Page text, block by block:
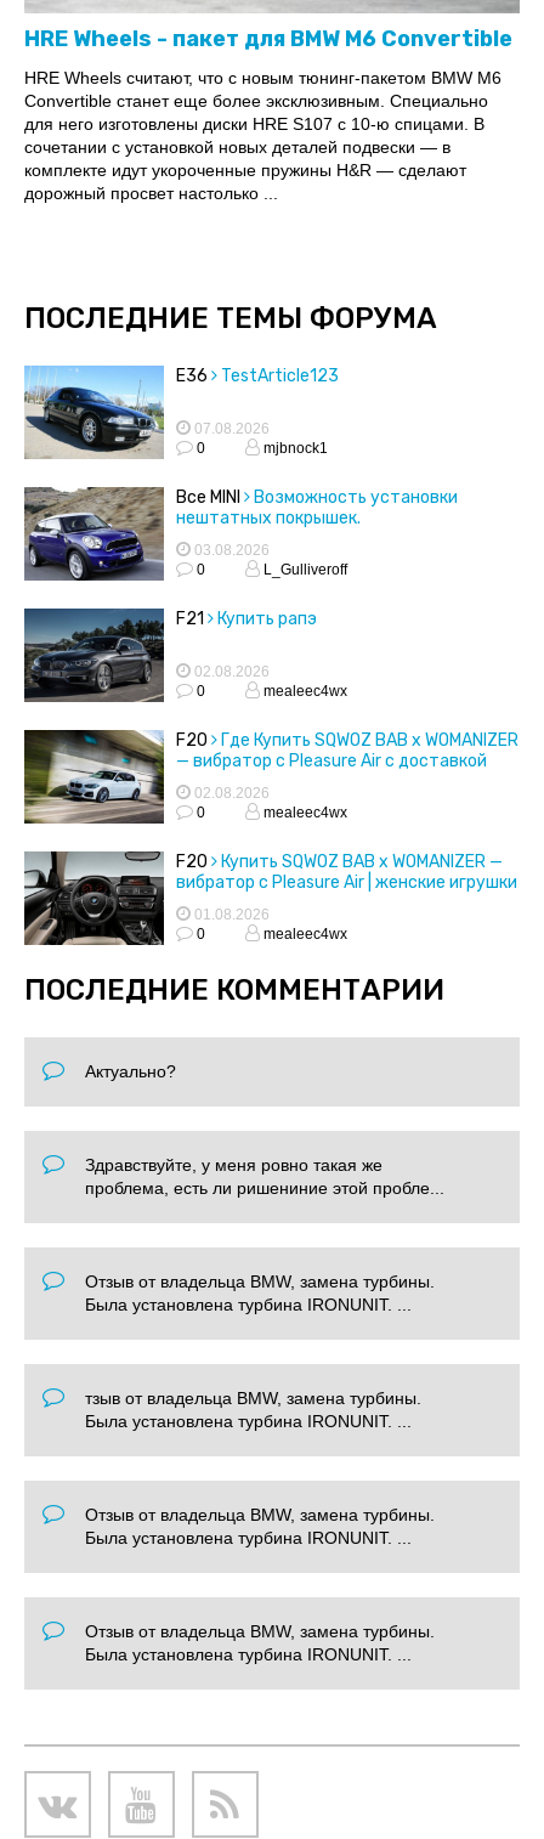
HRE Wheels - пакет для BMW M6 Convertible
HRE Wheels считают, что с новым тюнинг-пакетом BMW M6
Convertible станет еще более эксклюзивным. Специально
для него изготовлены диски HRE S107 с 10-ю спицами. В
сочетании с установкой новых деталей подвески — в
комплекте идут укороченные пружины H&R — сделают
дорожный просвет настолько ...
ПОСЛЕДНИЕ ТЕМЫ ФОРУМА
E36 TestArticle123
07.08.2026
0
mjbnock1
Все MINI
Возможность установки
нештатных покрышек.
03.08.2026
0
L_Gulliveroff
F21 Купить рапэ
02.08.2026
0
mealeec4wx
F20
Где Купить SQWOZ BAB x WOMANIZER
— вибратор с Pleasure Air с доставкой
02.08.2026
0
mealeec4wx
F20
Купить SQWOZ BAB x WOMANIZER —
вибратор с Pleasure Air | женские игрушки
01.08.2026
0
mealeec4wx
ПОСЛЕДНИЕ КОММЕНТАРИИ
Актуально?
Здравствуйте, у меня ровно такая же
проблема, есть ли ришениние этой пробле...
Отзыв от владельца BMW, замена турбины.
Была установлена турбина IRONUNIT. ...
тзыв от владельца BMW, замена турбины.
Была установлена турбина IRONUNIT. ...
Отзыв от владельца BMW, замена турбины.
Была установлена турбина IRONUNIT. ...
Отзыв от владельца BMW, замена турбины.
Была установлена турбина IRONUNIT. ...